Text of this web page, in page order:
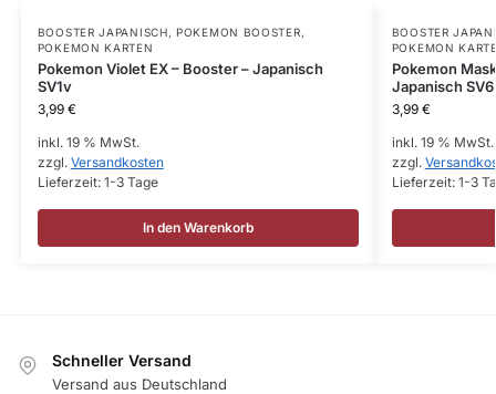
BOOSTER JAPANISCH, POKEMON BOOSTER,
POKEMON KARTEN
Pokemon Violet EX – Booster – Japanisch
SV1v
3,99 €
inkl. 19 % MwSt.
zzgl. Versandkosten
Lieferzeit: 1-3 Tage
In den Warenkorb
BOOSTER
POKEMON
Pokemon
Japanisch SV6
3,99 €
inkl. 19 % MwSt.
zzgl.
Lieferzeit: 1-3
Schneller Versand
Versand aus Deutschland